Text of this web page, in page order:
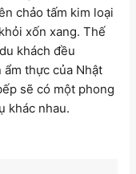
chảo tấm kim loại
xốn xang. Thế
khách đều
thực của Nhật
sẽ có một phong
khác nhau.